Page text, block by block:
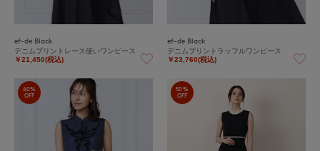
ef-de Black
デニムプリントレース使いワンピース
￥21,450(税込)
ef-de Black
デニムプリントラッフルワンピース
￥23,760(税込)
40%
OFF
50%
OFF